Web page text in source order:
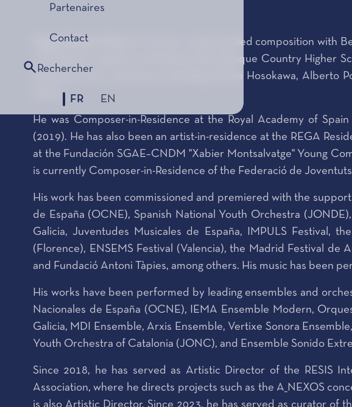
Partenaires
Contact
Rechercher
FR EN
Hugo Gómez-Chao
(A Coruña, 1995) studied composition with
with Ramón Lazkano at Musikene (the Basque Country Higher
guidance from composers including Toshio Hosokawa, Alberto
others.
He was Composer-in-Residence at the Royal Academy of
(2019). He has also been an artist-in-residence at the REGA
at the Fundación SGAE–CNDM "Xabier Montsalvatge" Young
is currently Composer-in-Residence of the Federació de
His work has been commissioned and premiered with the
de España (OCNE), Spanish National Youth Orchestra
Galicia, Juventudes Musicales de España, IMPULS Festival,
(Florence), ENSEMS Festival (Valencia), the Madrid Festival de
and Fundació Antoni Tàpies, among others. His music has been
His works have been performed by leading ensembles and
Nacionales de España (OCNE), IEMA Ensemble Modern,
Galicia, MDI Ensemble, Arxis Ensemble, Vertixe Sonora
Youth Orchestra of Catalonia (JONC), and Ensemble Sonido
Since 2018, he has served as Artistic Director of the RESIS
Association, where he directs projects such as the A_NEXOS
is also Artistic Director. Since 2023, he has served as curator of